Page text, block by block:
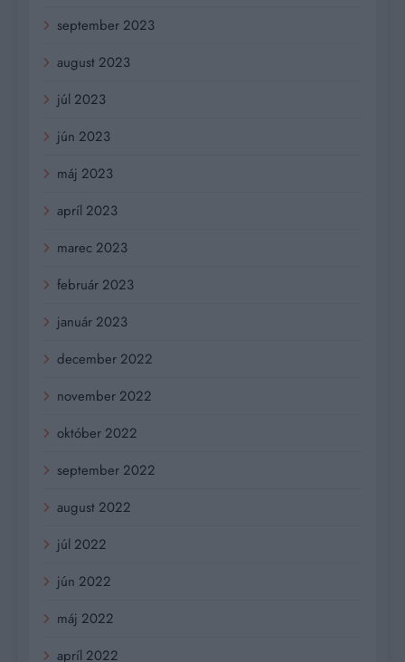
september 2023
august 2023
júl 2023
jún 2023
máj 2023
apríl 2023
marec 2023
február 2023
január 2023
december 2022
november 2022
október 2022
september 2022
august 2022
júl 2022
jún 2022
máj 2022
apríl 2022